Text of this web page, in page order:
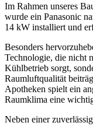
Im Rahmen unseres
wurde ein Panasonic
14 kW installiert und
Besonders
Technologie, die nicht
Kühlbetrieb sorgt,
Raumluftqualität
Apotheken spielt ein
Raumklima eine
Neben einer